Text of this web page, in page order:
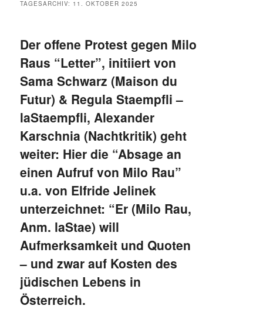
TAGESARCHIV: 11. OKTOBER 2025
Der offene Protest gegen Milo
Raus “Letter”, initiiert von
Sama Schwarz (Maison du
Futur) & Regula Staempfli –
laStaempfli, Alexander
Karschnia (Nachtkritik) geht
weiter: Hier die “Absage an
einen Aufruf von Milo Rau”
u.a. von Elfride Jelinek
unterzeichnet: “Er (Milo Rau,
Anm. laStae) will
Aufmerksamkeit und Quoten
– und zwar auf Kosten des
jüdischen Lebens in
Österreich.